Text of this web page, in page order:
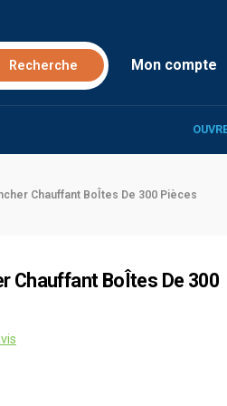
Mon compte
Chauffant BoÎtes De 300 Pièces
Chauffant BoÎtes De 300